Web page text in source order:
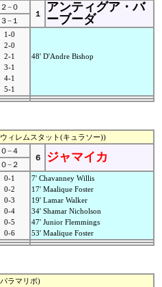
２−０
１
アンティグア・バ
ーブーダ
３−１
1-0
2-0
2-1
3-1
4-1
5-1
48' D'Andre Bishop
ウィレムスタット(キュラソー))
０−４
６
ジャマイカ
０−２
0-1
0-2
0-3
0-4
0-5
0-6
7' Chavanney Willis
17' Maalique Foster
19' Lamar Walker
34' Shamar Nicholson
47' Junior Flemmings
53' Maalique Foster
ラマリボ)